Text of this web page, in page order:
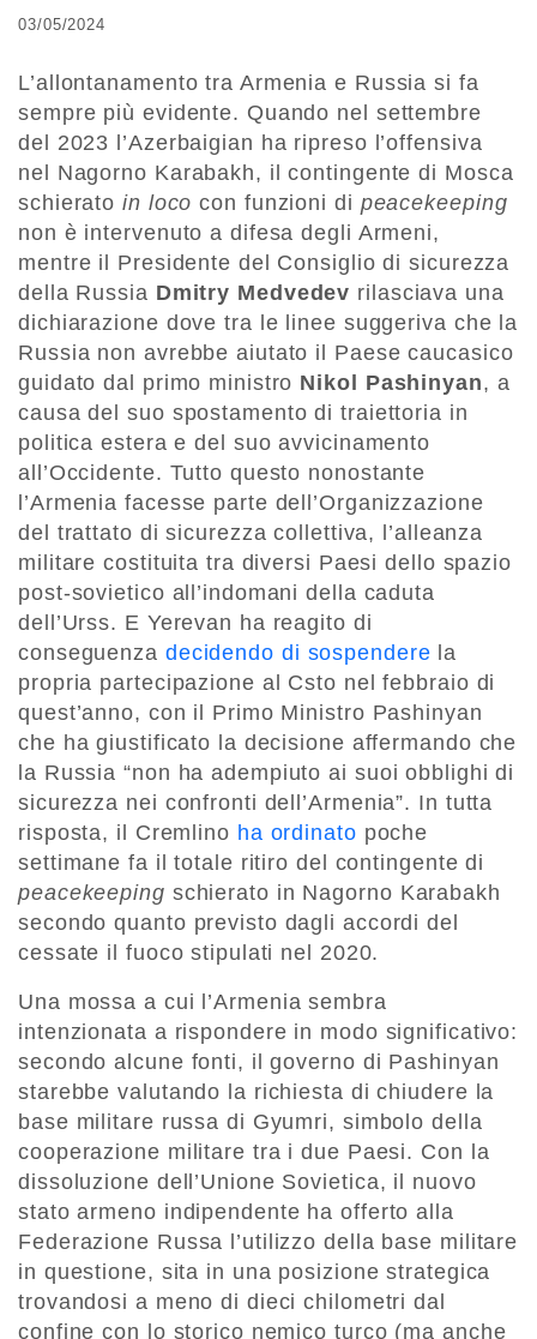
03/05/2024
L’allontanamento tra Armenia e Russia si fa
sempre più evidente. Quando nel settembre
del 2023 l’Azerbaigian ha ripreso l’offensiva
nel Nagorno Karabakh, il contingente di Mosca
schieratoin loco con funzioni di peacekeeping
non è intervenuto a difesa degli Armeni,
mentre il Presidente del Consiglio di sicurezza
della Russia Dmitry Medvedev rilasciava una
dichiarazione dove tra le linee suggeriva che la
Russia non avrebbe aiutato il Paese caucasico
guidato dal primo ministro Nikol Pashinyan, a
causa del suo spostamento di traiettoria in
politica estera e del suo avvicinamento
all’Occidente. Tutto questo nonostante
l’Armenia facesse parte dell’Organizzazione
del trattato di sicurezza collettiva, l’alleanza
militare costituita tra diversi Paesi dello spazio
post-sovietico all’indomani della caduta
dell’Urss. E Yerevan ha reagito di
conseguenza decidendo di sospendere la
propria partecipazione al Csto nel febbraio di
quest’anno, con il Primo Ministro Pashinyan
che ha giustificato la decisione affermando che
la Russia “non ha adempiuto ai suoi obblighi di
sicurezza nei confronti dell’Armenia”. In tutta
risposta, il Cremlino ha ordinato poche
settimane fa il totale ritiro del contingente di
peacekeeping schierato in Nagorno Karabakh
secondo quanto previsto dagli accordi del
cessate il fuoco stipulati nel 2020.
Una mossa a cui l’Armenia sembra
intenzionata a rispondere in modo significativo:
secondo alcune fonti, il governo di Pashinyan
starebbe valutando la richiesta di chiudere la
base militare russa di Gyumri, simbolo della
cooperazione militare tra i due Paesi. Con la
dissoluzione dell’Unione Sovietica, il nuovo
stato armeno indipendente ha offerto alla
Federazione Russa l’utilizzo della base militare
in questione, sita in una posizione strategica
trovandosi a meno di dieci chilometri dal
confine con lo storico nemico turco (ma anche